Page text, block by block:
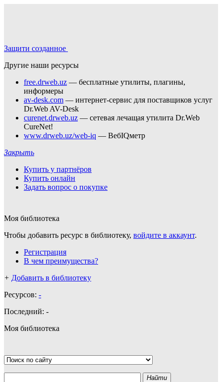
Защити созданное
Другие наши ресурсы
free.drweb.uz — бесплатные утилиты, плагины,
информеры
av-desk.com — интернет-сервис для поставщиков услуг
Dr.Web AV-Desk
curenet.drweb.uz — сетевая лечащая утилита Dr.Web
CureNet!
www.drweb.uz/web-iq — ВебIQметр
Закрыть
Купить у партнёров
Купить онлайн
Задать вопрос о покупке
Моя библиотека
Чтобы добавить ресурс в библиотеку, войдите в аккаунт.
Регистрация
В чем преимущества?
+ Добавить в библиотеку
Ресурсов: -
Последний: -
Моя библиотека
Найти